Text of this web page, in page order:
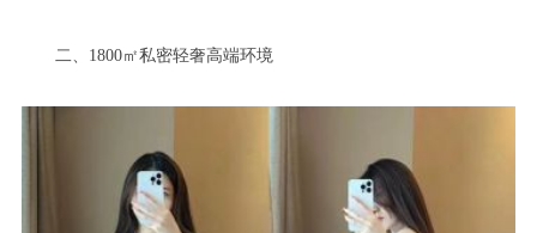
二、1800㎡私密轻奢高端环境